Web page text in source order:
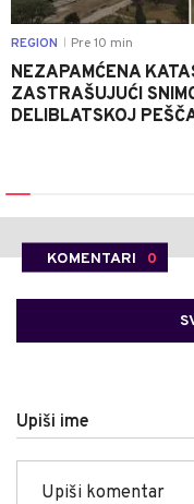
REGION Pre 10 min
NEZAPAMĆENA
ZASTRAŠUJUĆI
DELIBLATSKOJ
KOMENTARI 0
Upiši ime